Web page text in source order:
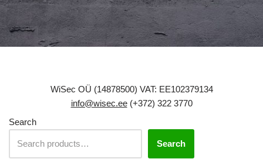
WiSec OÜ (14878500) VAT: EE102379134
info@wisec.ee(+372) 322 3770
Search
Search